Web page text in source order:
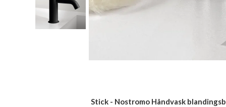
Stick - Nostromo Håndvask